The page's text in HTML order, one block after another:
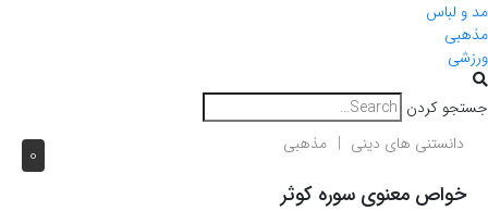
مد و لباس
مذهبی
ورزشی
جستجو کردن
0 دانستنی های دینی مذهبی
خواص معنوی سوره کوثر